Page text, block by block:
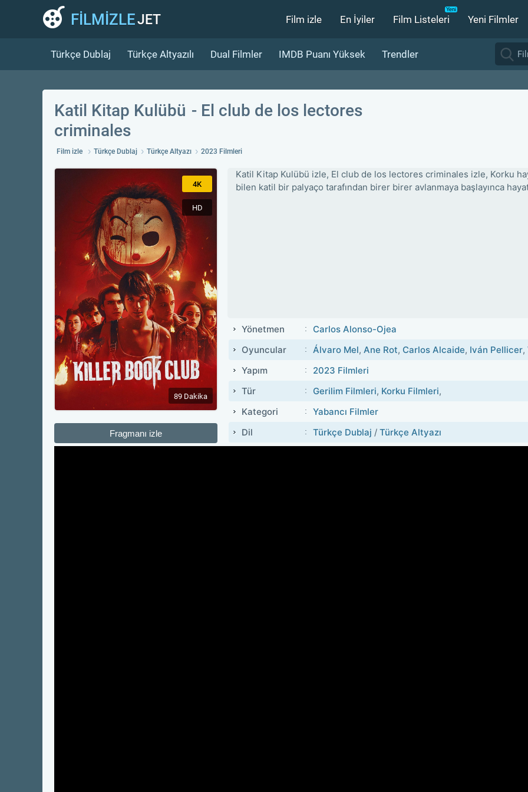
FİLMİZLEJET Film izle En İyiler Film Listeleri Yeni Filmler
Türkçe Dublaj Türkçe Altyazılı Dual Filmler IMDB Puanı Yüksek Trendler
Katil Kitap Kulübü
El club de los lectores
criminales
Film izle Türkçe Dublaj Türkçe Altyazı 2023 Filmleri
4K
HD
89 Dakika
Fragmanı izle
Katil Kitap Kulübü izle, El club de los lectores criminales izle, Korku
bilen katil bir palyaço tarafından birer birer avlanmaya başlayınca
Yönetmen
Carlos Alonso-Ojea
Oyuncular
Álvaro Mel, Ane Rot, Carlos Alcaide, Iván Pellicer,
Yapım
2023 Filmleri
Tür
Gerilim Filmleri, Korku Filmleri,
Kategori
Yabancı Filmler
Dil
Türkçe Dublaj / Türkçe Altyazı